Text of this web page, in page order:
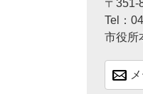
〒351-
Tel：
市役所